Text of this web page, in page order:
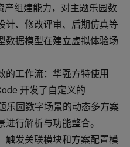
组建能力，对主题乐园数
计、修改评审、后期仿真等
数据模型在建立虚拟体验场
的工作流：华强方特使用
开发了自定义的
乐园数字场景的动态多方案
行解析与功能整合。
触发关联模块和方案配置模